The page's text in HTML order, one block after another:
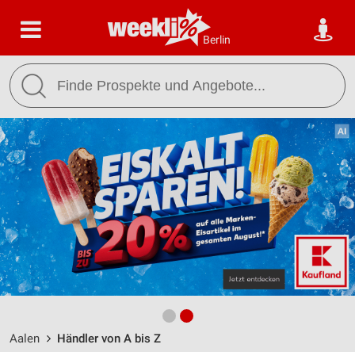
Berlin
Aalen Händler von A bis Z